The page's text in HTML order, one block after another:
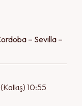
– Sevilla –
10:55